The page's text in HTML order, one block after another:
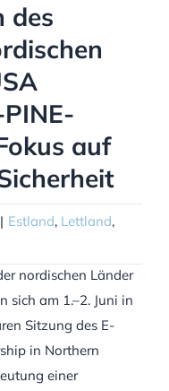
des
auf
| Estland, Lettland,
nordischen Länder
sich am 1.–2. Juni in
Sitzung des E-
in Northern
einer